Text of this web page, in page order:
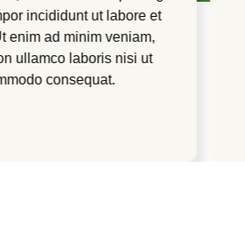
incididunt ut labore et
enim ad minim veniam,
ullamco laboris nisi ut
consequat.